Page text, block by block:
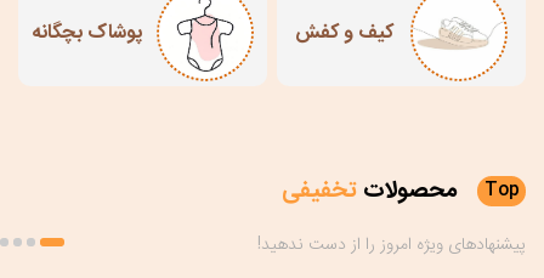
کیف و کفش پوشاک بچگانه
Top محصولاتتخفیفی
پیشنهادهای ویژه امروز را از دست ندهید!